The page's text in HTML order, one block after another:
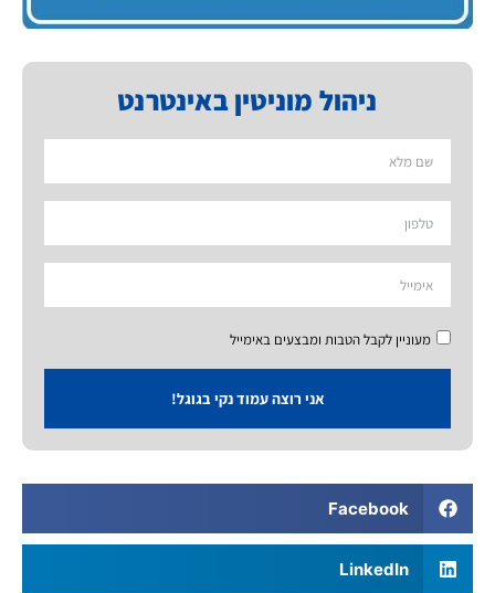
ניהול מוניטין באינטרנט
מעוניין לקבל הטבות ומבצעים באימייל
אני רוצה עמוד נקי בגוגל!
Facebook
LinkedIn